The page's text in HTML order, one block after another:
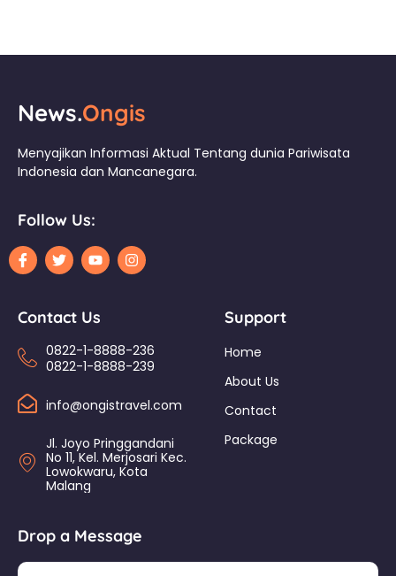
News.Ongis
Menyajikan Informasi Aktual Tentang dunia Pariwisata
Indonesia dan Mancanegara.
Follow Us:
Contact Us
0822-1-8888-236
0822-1-8888-239
info@ongistravel.com
Jl. Joyo Pringgandani
No 11, Kel. Merjosari Kec.
Lowokwaru, Kota
Malang
Support
Home
About Us
Contact
Package
Drop a Message